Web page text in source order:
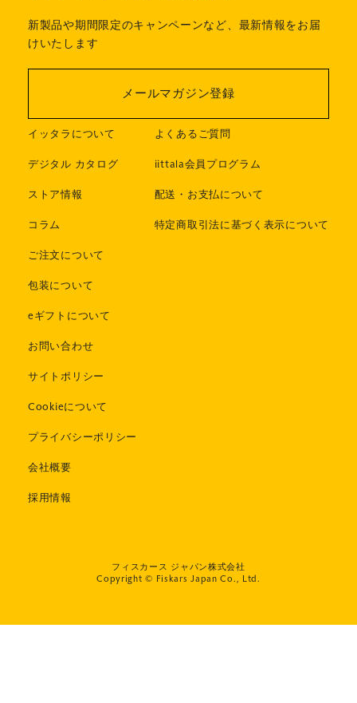
新製品や期間限定のキャンペーンなど、最新情報をお届
けいたします
メールマガジン登録
イッタラについて
デジタル カタログ
ストア情報
コラム
ご注文について
包装について
eギフトについて
よくあるご質問
iittala会員プログラム
配送・お支払について
特定商取引法に基づく表示について
お問い合わせ
サイトポリシー
Cookieについて
プライバシーポリシー
会社概要
採用情報
フィスカース ジャパン株式会社
Copyright © Fiskars Japan Co., Ltd.